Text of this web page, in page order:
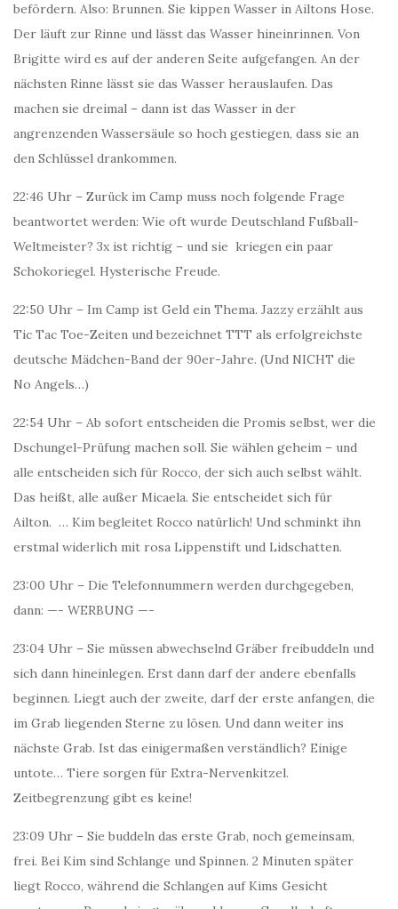
befördern. Also: Brunnen. Sie kippen Wasser in Ailtons Hose.
Der läuft zur Rinne und lässt das Wasser hineinrinnen. Von
Brigitte wird es auf der anderen Seite aufgefangen. An der
nächsten Rinne lässt sie das Wasser herauslaufen. Das
machen sie dreimal – dann ist das Wasser in der
angrenzenden Wassersäule so hoch gestiegen, dass sie an
den Schlüssel drankommen.
22:46 Uhr – Zurück im Camp muss noch folgende Frage
beantwortet werden: Wie oft wurde Deutschland Fußball-
Weltmeister? 3x ist richtig – und sie kriegen ein paar
Schokoriegel. Hysterische Freude.
22:50 Uhr – Im Camp ist Geld ein Thema. Jazzy erzählt aus
Tic Tac Toe-Zeiten und bezeichnet TTT als erfolgreichste
deutsche Mädchen-Band der 90er-Jahre. (Und NICHT die
No Angels…)
22:54 Uhr – Ab sofort entscheiden die Promis selbst, wer die
Dschungel-Prüfung machen soll. Sie wählen geheim – und
alle entscheiden sich für Rocco, der sich auch selbst wählt.
Das heißt, alle außer Micaela. Sie entscheidet sich für
Ailton. … Kim begleitet Rocco natürlich! Und schminkt ihn
erstmal widerlich mit rosa Lippenstift und Lidschatten.
23:00 Uhr – Die Telefonnummern werden durchgegeben,
dann: —- WERBUNG —-
23:04 Uhr – Sie müssen abwechselnd Gräber freibuddeln und
sich dann hineinlegen. Erst dann darf der andere ebenfalls
beginnen. Liegt auch der zweite, darf der erste anfangen, die
im Grab liegenden Sterne zu lösen. Und dann weiter ins
nächste Grab. Ist das einigermaßen verständlich? Einige
untote… Tiere sorgen für Extra-Nervenkitzel.
Zeitbegrenzung gibt es keine!
23:09 Uhr – Sie buddeln das erste Grab, noch gemeinsam,
frei. Bei Kim sind Schlange und Spinnen. 2 Minuten später
liegt Rocco, während die Schlangen auf Kims Gesicht